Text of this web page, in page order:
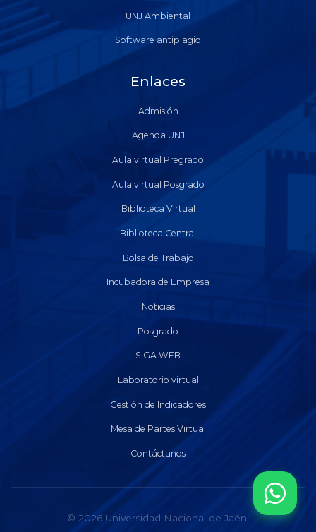
UNJ Ambiental
Software antiplagio
Enlaces
Admisión
Agenda UNJ
Aula virtual Pregrado
Aula virtual Posgrado
Biblioteca Virtual
Biblioteca Central
Bolsa de Trabajo
Incubadora de Empresa
Noticias
Posgrado
SIGA WEB
Laboratorio virtual
Gestión de Indicadores
Mesa de Partes Virtual
Contáctanos
© 2026 Universidad Nacional de Jaén.